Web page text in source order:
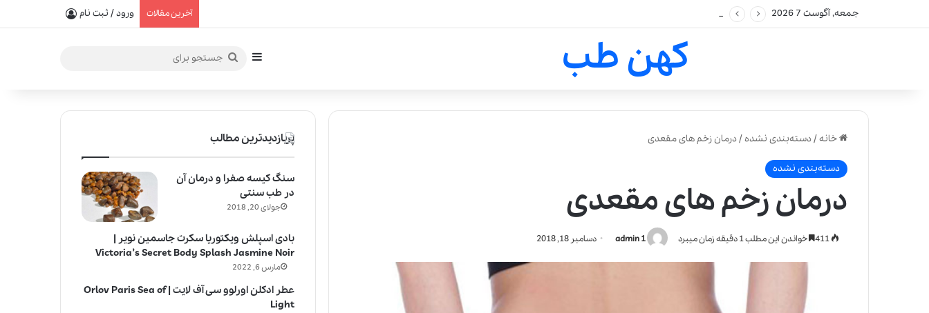
جمعه, آگوست 7 2026 آخرین مقالات ورود / ثبت نام
کهن طب سایدبارجستجو
خانه/دسته‌بندی نشده/درمان زخم های مقعدی
دسته‌بندی نشده
درمان زخم های مقعدی
admin 1 دسامبر 18, 2018 خواندن این مطلب 1 دقیقه زمان میبرد
پربازدیدترین مطالب
سنگ کیسه صفرا و درمان آن
در طب سنتی
جولای 20, 2018
بادی اسپلش ویکتوریا سکرت جاسمین نویر |
Victoria’s Secret Body Splash Jasmine Noir
مارس 6, 2022
عطر ادکلن اورلوو سی آف لایت | Orlov Paris Sea of
Light